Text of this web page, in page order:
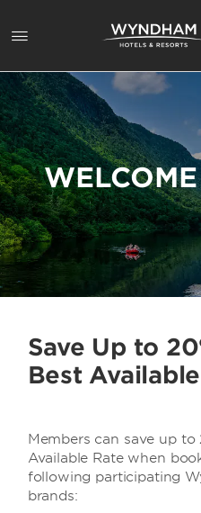
Save Up to
Best
Members can save up
Available Rate when
following participating
brands: